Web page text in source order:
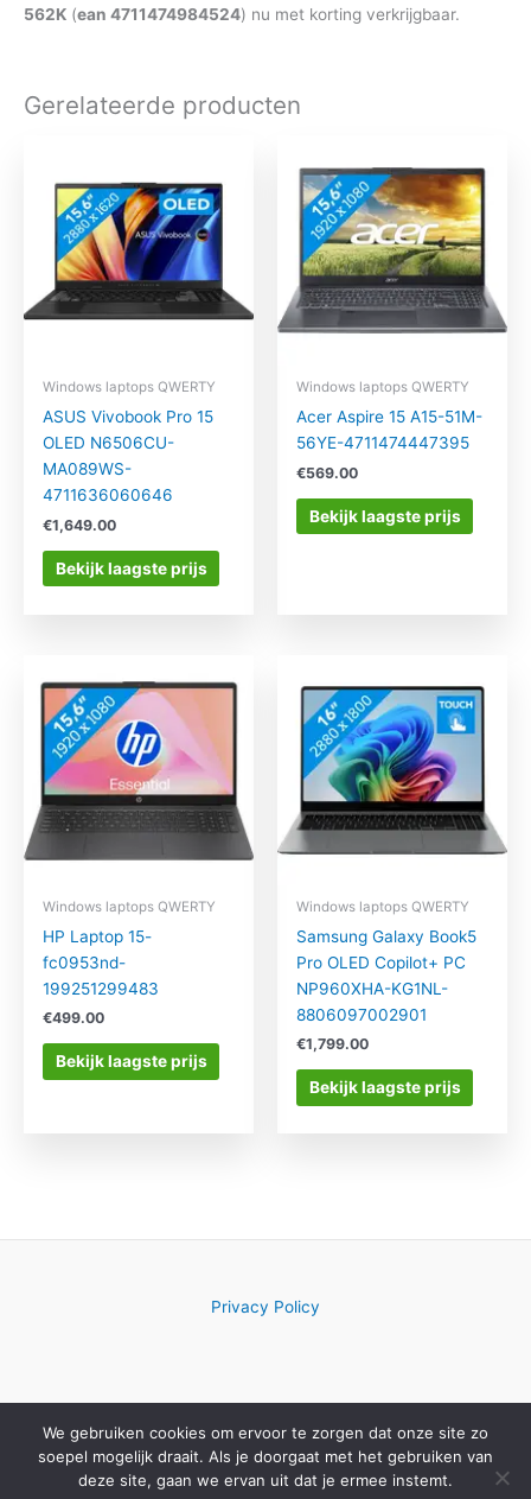
562K (ean 4711474984524) nu met korting verkrijgbaar.
Gerelateerde producten
Windows laptops QWERTY
ASUS Vivobook Pro 15
OLED N6506CU-
MA089WS-
4711636060646
€1,649.00
Bekijk laagste prijs
Windows laptops QWERTY
Acer Aspire 15 A15-51M-
56YE-4711474447395
€569.00
Bekijk laagste prijs
Windows laptops QWERTY
HP Laptop 15-
fc0953nd-
199251299483
€499.00
Bekijk laagste prijs
Windows laptops QWERTY
Samsung Galaxy Book5
Pro OLED Copilot+ PC
NP960XHA-KG1NL-
8806097002901
€1,799.00
Bekijk laagste prijs
Privacy Policy
Copyright © 2026 Computerwinkelkeuze.nl
We gebruiken cookies om ervoor te zorgen dat onze site zo
soepel mogelijk draait. Als je doorgaat met het gebruiken van
deze site, gaan we ervan uit dat je ermee instemt.